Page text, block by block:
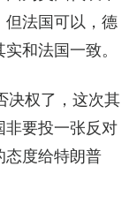
但法国可以，德
和法国一致。
决权了，这次其
非要投一张反对
态度给特朗普